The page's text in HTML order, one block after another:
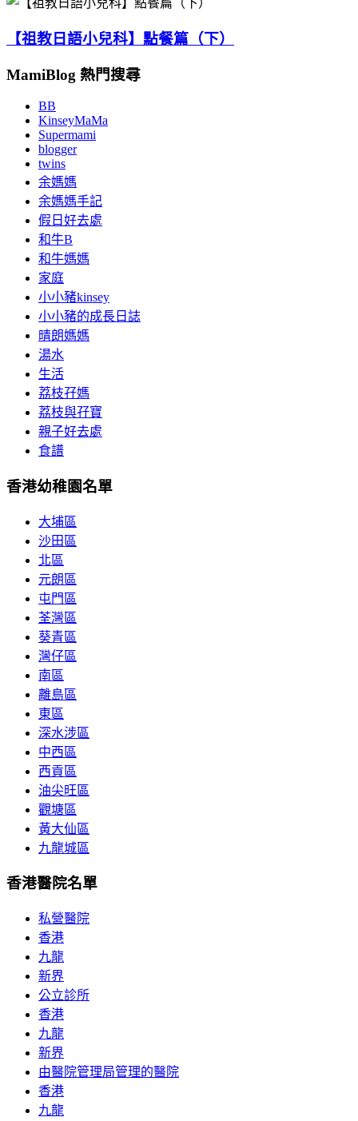
【祖教日語小兒科】點餐篇（下）
MamiBlog 熱門搜尋
BB
KinseyMaMa
Supermami
blogger
twins
余媽媽
余媽媽手記
假日好去處
和牛B
和牛媽媽
家庭
小小豬kinsey
小小豬的成長日誌
晴朗媽媽
湯水
生活
荔枝孖媽
荔枝與孖寶
親子好去處
食譜
香港幼稚園名單
大埔區
沙田區
北區
元朗區
屯門區
荃灣區
葵青區
灣仔區
南區
離島區
東區
深水涉區
中西區
西貢區
油尖旺區
觀塘區
黃大仙區
九龍城區
香港醫院名單
私營醫院
香港
九龍
新界
公立診所
香港
九龍
新界
由醫院管理局管理的醫院
香港
九龍